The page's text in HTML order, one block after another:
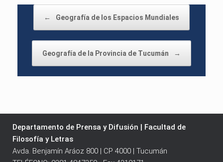
← Geografía de los Espacios Mundiales
Geografía de la Provincia de Tucumán →
Departamento de Prensa y Difusión | Facultad de
Filosofía y Letras
Avda. Benjamín Aráoz 800 | CP 4000 | Tucumán